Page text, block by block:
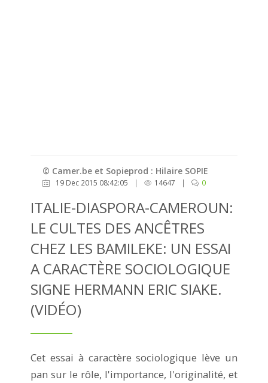
© Camer.be et Sopieprod : Hilaire SOPIE
19 Dec 2015 08:42:05 | 14647 | 0
ITALIE-DIASPORA-CAMEROUN:
LE CULTES DES ANCÊTRES
CHEZ LES BAMILEKE: UN ESSAI
A CARACTÈRE SOCIOLOGIQUE
SIGNE HERMANN ERIC SIAKE.
(VIDÉO)
Cet essai à caractère sociologique lève un
pan sur le rôle, l'importance, l'originalité, et